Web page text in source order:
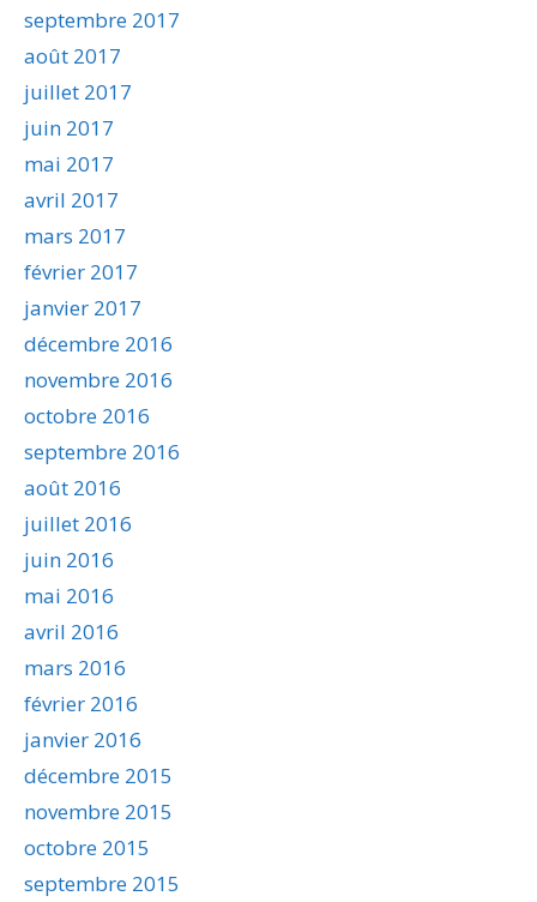
septembre 2017
août 2017
juillet 2017
juin 2017
mai 2017
avril 2017
mars 2017
février 2017
janvier 2017
décembre 2016
novembre 2016
octobre 2016
septembre 2016
août 2016
juillet 2016
juin 2016
mai 2016
avril 2016
mars 2016
février 2016
janvier 2016
décembre 2015
novembre 2015
octobre 2015
septembre 2015